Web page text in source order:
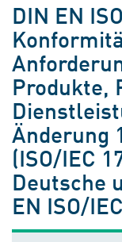
DIN EN
Produkte,
Änderung 1
(ISO/IEC
Deutsche
EN ISO/